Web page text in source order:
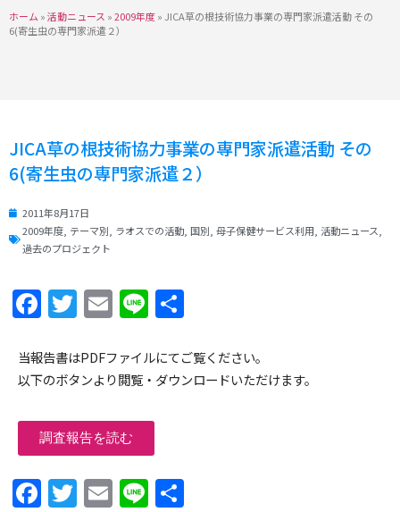
ホーム »活動ニュース »2009年度» JICA草の根技術協力事業の専門家派遣活動 その
6(寄生虫の専門家派遣２）
JICA草の根技術協力事業の専門家派遣活動 その
6(寄生虫の専門家派遣２）
2011年8月17日
2009年度 テーマ別 ラオスでの活動 国別 母子保健サービス利用 活動ニュース
過去のプロジェクト
Facebook
Twitter
Email
Line
当報告書はPDFファイルにてご覧ください。
以下のボタンより閲覧・ダウンロードいただけます。
調査報告を読む
Facebook
Twitter
Email
Line